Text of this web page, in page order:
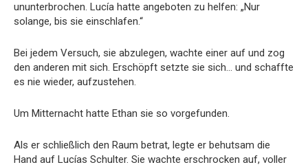
ununterbrochen. Lucía hatte angeboten zu helfen: „Nur
solange, bis sie einschlafen.“
Bei jedem Versuch, sie abzulegen, wachte einer auf und zog
den anderen mit sich. Erschöpft setzte sie sich… und schaffte
es nie wieder, aufzustehen.
Um Mitternacht hatte Ethan sie so vorgefunden.
Als er schließlich den Raum betrat, legte er behutsam die
Hand auf Lucías Schulter. Sie wachte erschrocken auf, voller